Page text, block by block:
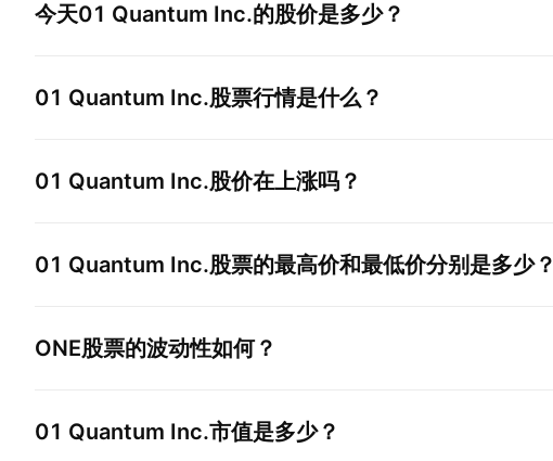
今天01 Quantum Inc.的股价是多少？
01 Quantum Inc.股票行情是什么？
01 Quantum Inc.股价在上涨吗？
01 Quantum Inc.股票的最高价和最低价分别是多少？
ONE股票的波动性如何？
01 Quantum Inc.市值是多少？